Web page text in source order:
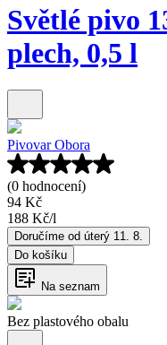
Světlé pivo
plech, 0,5 l
Pivovar Obora
(0 hodnocení)
94 Kč
188 Kč/l
Doručíme od úterý 11. 8.
Do košíku
Na seznam
Bez plastového obalu